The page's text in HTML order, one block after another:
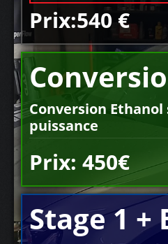
Prix:540 €
Conversion Ethanol
puissance
Prix: 450€
Stage 1 +